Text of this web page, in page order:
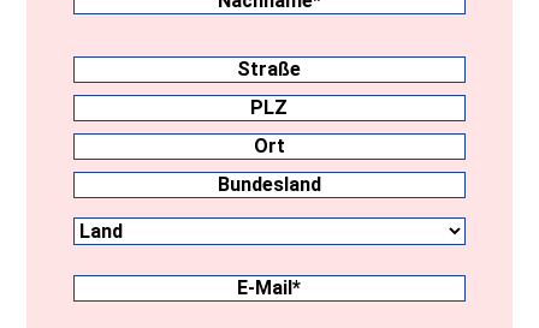
Anschrift
Straße
PLZ
Ort
E-
Mail(erforderlich)